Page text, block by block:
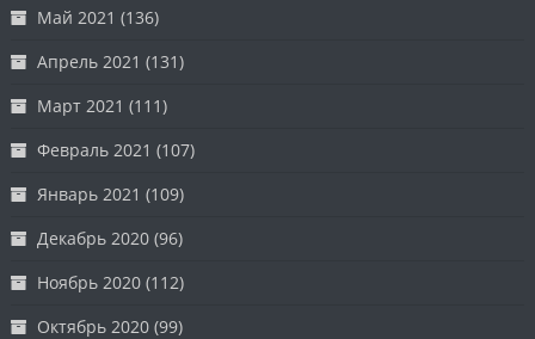
Май 2021 (136)
Апрель 2021 (131)
Март 2021 (111)
Февраль 2021 (107)
Январь 2021 (109)
Декабрь 2020 (96)
Ноябрь 2020 (112)
Октябрь 2020 (99)